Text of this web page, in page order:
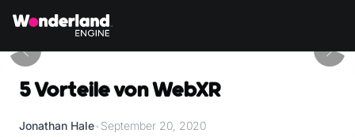
5 Vorteile von WebXR
Jonathan Hale• September 20, 2020